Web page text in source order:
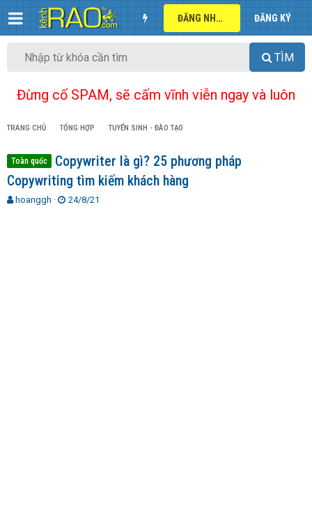
ĐĂNG NHẬP ĐĂNG KÝ
TÌM
Đừng cố SPAM, sẽ cấm vĩnh viễn ngay và luôn
TRANG CHỦ TỔNG HỢP TUYỂN SINH - ĐÀO TẠO
Toàn quốc
Copywriter là gì? 25 phương pháp
Copywriting tìm kiếm khách hàng
Thoanggh
N
24/8/21